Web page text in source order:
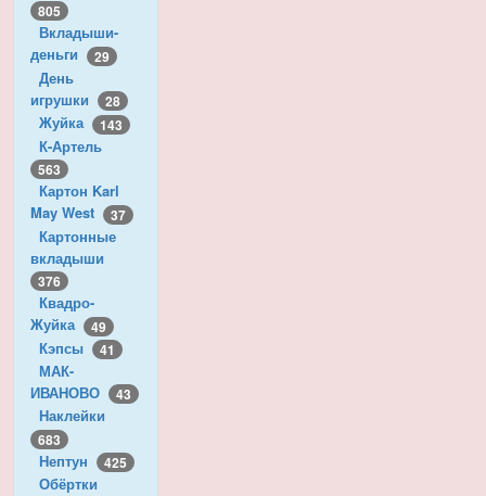
805
Вкладыши-
деньги
29
День
игрушки
28
Жуйка 143
К-Артель
563
Картон Karl
May West
37
Картонные
вкладыши
376
Квадро-
Жуйка
49
Кэпсы 41
МАК-
ИВАНОВО
43
Наклейки
683
Нептун 425
Обёртки